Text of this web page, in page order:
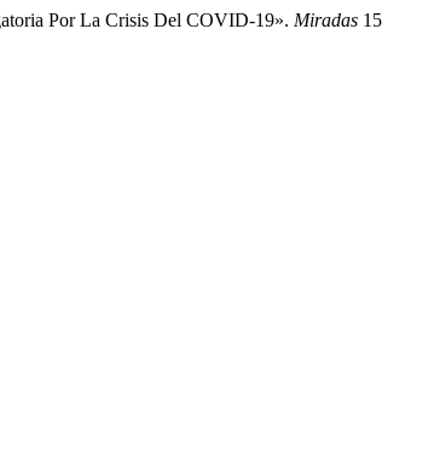
Por La Crisis Del COVID-19». Miradas 15